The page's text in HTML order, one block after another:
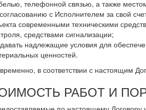
телефонной связью, а также
с Исполнителем за свой
современными техническими
средствами сигнализации;
надлежащие условия для
ценностей.
в соответствии с настоящим
РАБОТ И